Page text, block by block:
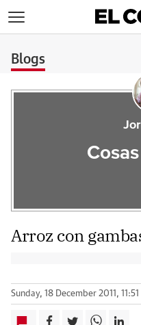
Blogs
Arroz con
Sunday, 18 December 2011, 11:51